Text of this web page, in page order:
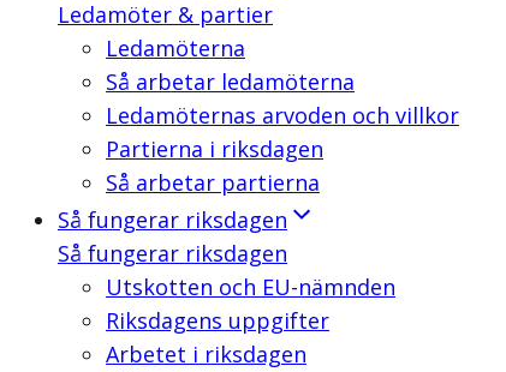
Ledamöter & partier
Ledamöterna
Så arbetar ledamöterna
Ledamöternas arvoden och villkor
Partierna i riksdagen
Så arbetar partierna
Så fungerar riksdagen
Så fungerar riksdagen
Utskotten och EU-nämnden
Riksdagens uppgifter
Arbetet i riksdagen